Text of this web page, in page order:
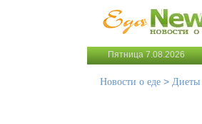
Пятница 7.08.2026
Новости о еде > Диеты